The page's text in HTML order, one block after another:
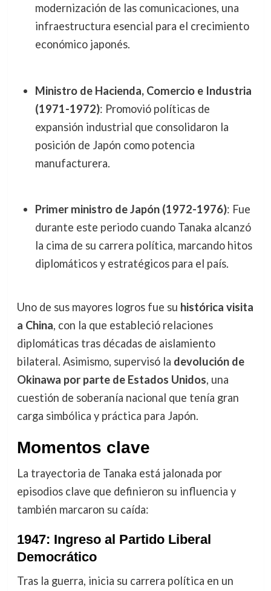
modernización de las comunicaciones, una
infraestructura esencial para el crecimiento
económico japonés.
Ministro de Hacienda, Comercio e Industria
(1971-1972): Promovió políticas de
expansión industrial que consolidaron la
posición de Japón como potencia
manufacturera.
Primer ministro de Japón (1972-1976): Fue
durante este periodo cuando Tanaka alcanzó
la cima de su carrera política, marcando hitos
diplomáticos y estratégicos para el país.
Uno de sus mayores logros fue su histórica visita
a China, con la que estableció relaciones
diplomáticas tras décadas de aislamiento
bilateral. Asimismo, supervisó la devolución de
Okinawa por parte de Estados Unidos, una
cuestión de soberanía nacional que tenía gran
carga simbólica y práctica para Japón.
Momentos clave
La trayectoria de Tanaka está jalonada por
episodios clave que definieron su influencia y
también marcaron su caída:
1947: Ingreso al Partido Liberal
Democrático
Tras la guerra, inicia su carrera política en un